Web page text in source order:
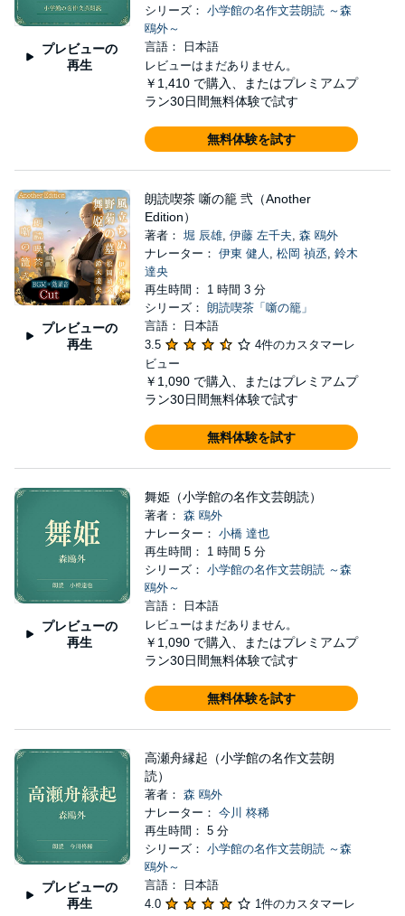
プレビューの
再生
シリーズ： 小学館の名作文芸朗読 ～森
鴎外～
言語： 日本語
レビューはまだありません。
￥1,410 で購入、またはプレミアムプ
ラン30日間無料体験で試す
無料体験を試す
プレビューの
再生
朗読喫茶 噺の籠 弐（Another
Edition）
著者： 堀 辰雄, 伊藤 左千夫 森 鴎外
ナレーター： 伊東 健人 松岡 禎丞, 鈴木
達央
再生時間： 1 時間 3 分
シリーズ： 朗読喫茶「噺の籠」
言語： 日本語
3.5
4件のカスタマーレ
ビュー
￥1,090 で購入、またはプレミアムプ
ラン30日間無料体験で試す
無料体験を試す
プレビューの
再生
舞姫（小学館の名作文芸朗読）
著者： 森 鴎外
ナレーター： 小橋 達也
再生時間： 1 時間 5 分
シリーズ： 小学館の名作文芸朗読 ～森
鴎外～
言語： 日本語
レビューはまだありません。
￥1,090 で購入、またはプレミアムプ
ラン30日間無料体験で試す
無料体験を試す
プレビューの
再生
高瀬舟縁起（小学館の名作文芸朗
読）
著者： 森 鴎外
ナレーター： 今川 柊稀
再生時間： 5 分
シリーズ： 小学館の名作文芸朗読 ～森
鴎外～
言語： 日本語
4.0
1件のカスタマーレ